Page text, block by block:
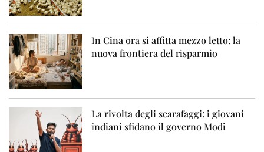
In Cina ora si affitta mezzo letto: la
nuova frontiera del risparmio
La rivolta degli scarafaggi: i giovani
indiani sfidano il governo Modi